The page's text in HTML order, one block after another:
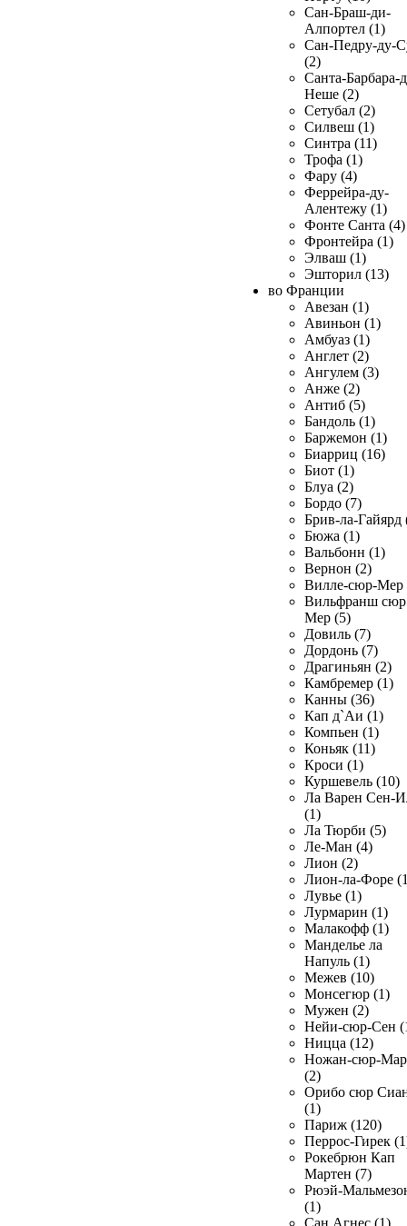
Сан-Браш-ди-
Алпортел (1)
Сан-Педру-ду-
(2)
Санта-Барбара-
Неше (2)
Сетубал (2)
Силвеш (1)
Синтра (11)
Трофа (1)
Фару (4)
Феррейра-ду-
Алентежу (1)
Фонте Санта (4)
Фронтейра (1)
Элваш (1)
Эшторил (13)
во Франции
Авезан (1)
Авиньон (1)
Амбуаз (1)
Англет (2)
Ангулем (3)
Анже (2)
Антиб (5)
Бандоль (1)
Баржемон (1)
Биарриц (16)
Биот (1)
Блуа (2)
Бордо (7)
Брив-ла-Гайярд
Бюжа (1)
Вальбонн (1)
Вернон (2)
Вилле-сюр-Мер
Вильфранш сюр
Мер (5)
Довиль (7)
Дордонь (7)
Драгиньян (2)
Камбремер (1)
Канны (36)
Кап д`Аи (1)
Компьен (1)
Коньяк (11)
Кроси (1)
Куршевель (10)
Ла Варен Сен-
(1)
Ла Тюрби (5)
Ле-Ман (4)
Лион (2)
Лион-ла-Форе
Лувье (1)
Лурмарин (1)
Малакофф (1)
Манделье ла
Напуль (1)
Межев (10)
Монсегюр (1)
Мужен (2)
Нейи-сюр-Сен
Ницца (12)
Ножан-сюр-
(2)
Орибо сюр
(1)
Париж (120)
Перрос-Гирек
Рокебрюн Кап
Мартен (7)
Рюэй-
(1)
Сан Агнес (1)